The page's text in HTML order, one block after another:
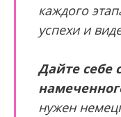
каждого
успехи и
Дайте себе
нужен